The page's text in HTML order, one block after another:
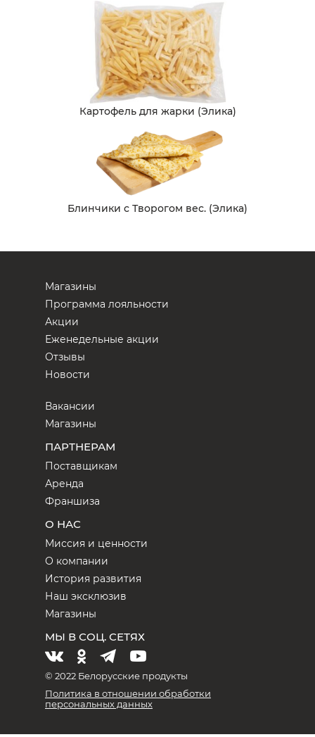
Картофель для жарки (Элика)
Блинчики с Творогом вес. (Элика)
Магазины
Программа лояльности
Акции
Еженедельные акции
Отзывы
Новости
Вакансии
Магазины
ПАРТНЕРАМ
Поставщикам
Аренда
Франшиза
О НАС
Миссия и ценности
О компании
История развития
Наш эксклюзив
Магазины
МЫ В СОЦ. СЕТЯХ
© 2022 Белорусские продукты
Политика в отношении обработки
персональных данных